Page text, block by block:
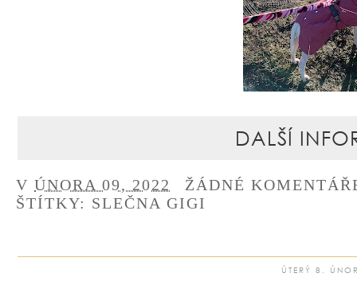
DALŠÍ
V ÚNORA 09, 2022
ŽÁDNÉ
ŠTÍTKY: SLEČNA GIGI
ÚTERÝ 8.